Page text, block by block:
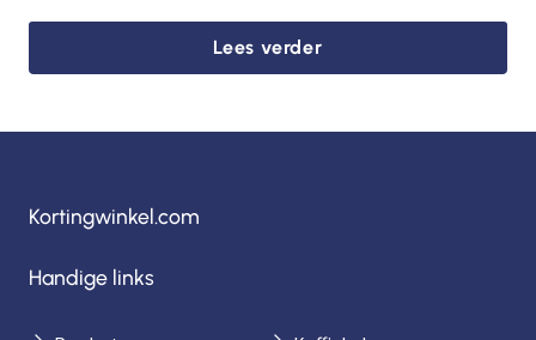
Lees verder
Kortingwinkel.com
Handige links